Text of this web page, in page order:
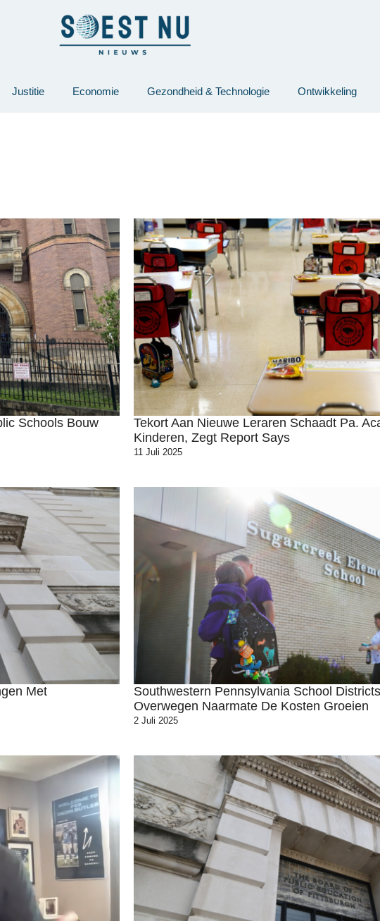
Justitie Economie Gezondheid & Technologie Ontwikkeling
Schools Bouw
Tekort Aan Nieuwe Leraren Schaadt Pa.
Kinderen, Zegt Report Says
11 Juli 2025
Met
Southwestern Pennsylvania School
Overwegen Naarmate De Kosten Groeien
2 Juli 2025